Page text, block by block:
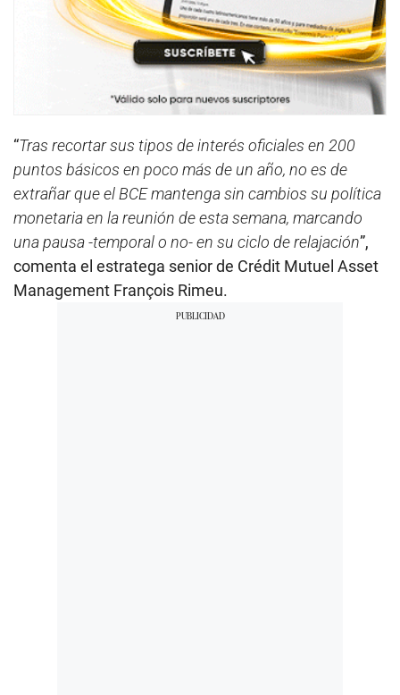
“Tras recortar sus tipos de interés oficiales en 200
puntos básicos en poco más de un año, no es de
extrañar que el BCE mantenga sin cambios su política
monetaria en la reunión de esta semana, marcando
una pausa -temporal o no- en su ciclo de relajación”,
comenta el estratega senior de Crédit Mutuel Asset
Management François Rimeu.